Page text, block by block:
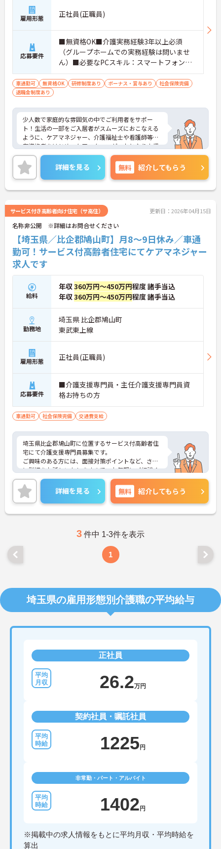
雇用形態 正社員(正職員)
応募要件
■無資格OK■介護実務経験3年以上必須
（グループホームでの実務経験は問いませ
ん）■必要なPCスキル：スマートフォンで
のデータの入力が必須
車通勤可 無資格OK 研修制度あり ボーナス・賞与あり
社会保険完備
退職金制度あり
少人数で家庭的な雰囲気の中でご利用者をサポー
ト！生活の一部をご入居者がスムーズにおこなえる
ように、ケアマネジャー、介護福祉士や看護師等の
有資格者をはじめ、ケアスタッフが一丸となり支援
します。現在、全国で300 か所以上の介護事業所を
運営する法人で安定感も抜群です。
ご興味のある方には、面接対策ポイントなど、さら
に詳細をお話しいたしますのでお気軽にご相談くだ
さい！
詳細を見る 無料 紹介してもらう
サービス付き高齢者向け住宅（サ高住） 更新日：2026年04月15日
名称非公開 ※詳細はお問合せください
【埼玉県／比企郡鳩山町】月8～9日休み／車通
勤可！サービス付高齢者住宅にてケアマネジャー
求人です
給料
年収360万円～450万円程度 諸手当込
年収360万円～450万円程度 諸手当込
勤務地
埼玉県 比企郡鳩山町
東武東上線
雇用形態 正社員(正職員)
応募要件
■介護支援専門員・主任介護支援専門員資
格お持ちの方
車通勤可 社会保険完備 交通費支給
埼玉県比企郡鳩山町に位置するサービス付高齢者住
宅にて介護支援専門員募集です。
ご興味のある方には、面接対策ポイントなど、さら
に詳細をお話しいたしますので、お気軽にご相談く
ださい。
詳細を見る 無料 紹介してもらう
3 件中 1-3件を表示
1
埼玉県の雇用形態別介護職の平均給与
正社員
26.2万円
契約社員・嘱託社員
1225 円
非常勤・パート・アルバイト
1402 円
※掲載中の求人情報をもとに平均月収・平均時給を
算出